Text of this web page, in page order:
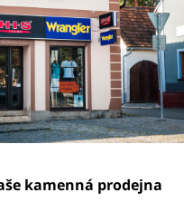
kamenná prodejna